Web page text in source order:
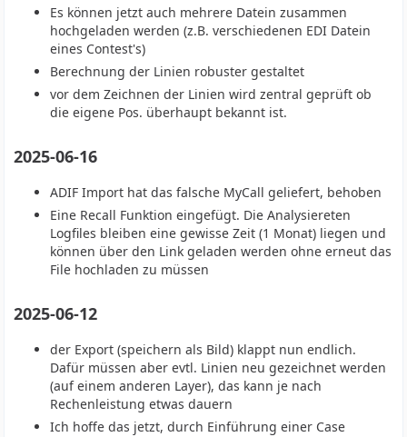
Es können jetzt auch mehrere Datein zusammen
hochgeladen werden (z.B. verschiedenen EDI Datein
eines Contest's)
Berechnung der Linien robuster gestaltet
vor dem Zeichnen der Linien wird zentral geprüft ob
die eigene Pos. überhaupt bekannt ist.
2025-06-16
ADIF Import hat das falsche MyCall geliefert, behoben
Eine Recall Funktion eingefügt. Die Analysiereten
Logfiles bleiben eine gewisse Zeit (1 Monat) liegen und
können über den Link geladen werden ohne erneut das
File hochladen zu müssen
2025-06-12
der Export (speichern als Bild) klappt nun endlich.
Dafür müssen aber evtl. Linien neu gezeichnet werden
(auf einem anderen Layer), das kann je nach
Rechenleistung etwas dauern
Ich hoffe das jetzt, durch Einführung einer Case